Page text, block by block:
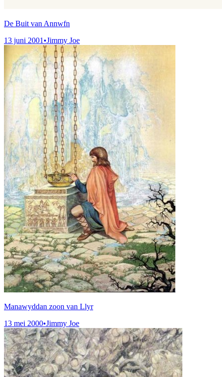
De Buit van Annwfn
13 juni 2001 •Jimmy Joe
Manawyddan zoon van Llyr
13 mei 2000•Jimmy Joe